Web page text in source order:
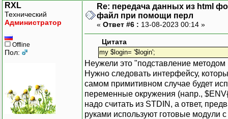
RXL
Технический
Администратор
Offline
Пол:
Re: передача данных из html
файл при помощи перл
« Ответ #6 : 13-08-2023 00:14 »
Цитата
my $login= '$login';
Неужели это "подставление
Нужно следовать интерфейсу,
самом примитивном случае будет
переменные окружения (напр.,
надо считать из STDIN, а ответ,
руками используют готовые модули